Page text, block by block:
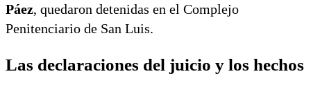
Páez, quedaron detenidas en el Complejo
Penitenciario de San Luis.
Las declaraciones del juicio y los hechos